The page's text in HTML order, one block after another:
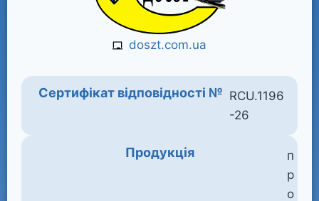
doszt.com.ua
Сертифікат відповідності № RCU.1196
-26
Продукція
п
р
о